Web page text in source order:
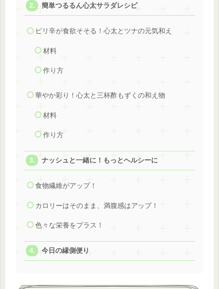
簡単つるるん心太サラダレシピ
ピリ辛が食欲そそる！心太とツナの元気和え
材料
作り方
華やか彩り！心太と三杯酢もずくの和え物
材料
作り方
ナッシュと一緒に！もっとヘルシーに
食物繊維がアップ！
カロリーはそのまま、満腹感はアップ！
色々な栄養をプラス！
今日の縁側便り